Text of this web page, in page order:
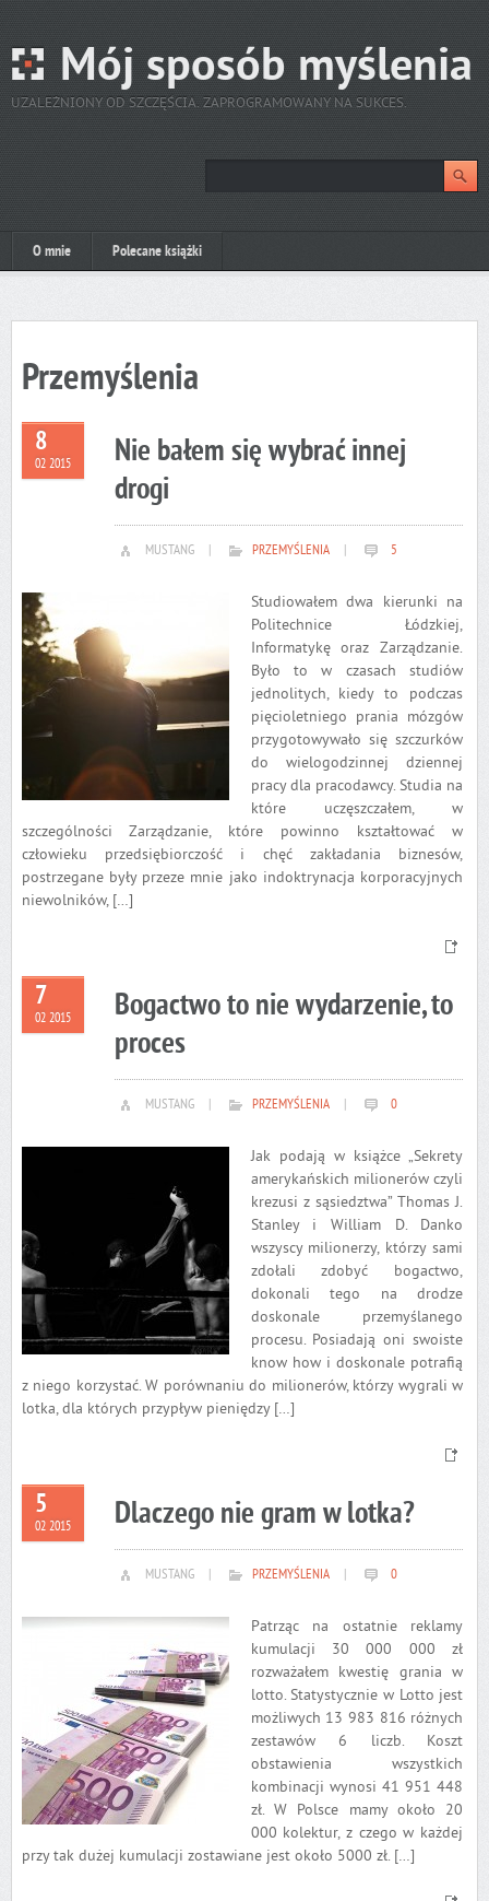
Mój sposób myślenia
UZALEŻNIONY OD SZCZĘŚCIA. ZAPROGRAMOWANY NA SUKCES.
O mnie Polecane książki
Przemyślenia
8
02 2015
Nie bałem się wybrać innej
drogi
MUSTANG PRZEMYŚLENIA 5
Studiowałem dwa kierunki na
Politechnice Łódzkiej,
Informatykę oraz Zarządzanie.
Było to w czasach studiów
jednolitych, kiedy to podczas
pięcioletniego prania mózgów
przygotowywało się szczurków
do wielogodzinnej dziennej
pracy dla pracodawcy. Studia na
które uczęszczałem, w
szczególności Zarządzanie, które powinno kształtować w
człowieku przedsiębiorczość i chęć zakładania biznesów,
postrzegane były przeze mnie jako indoktrynacja korporacyjnych
niewolników, […]
7
02 2015
Bogactwo to nie wydarzenie, to
proces
MUSTANG PRZEMYŚLENIA 0
Jak podają w książce „Sekrety
amerykańskich milionerów czyli
krezusi z sąsiedztwa” Thomas J.
Stanley i William D. Danko
wszyscy milionerzy, którzy sami
zdołali zdobyć bogactwo,
dokonali tego na drodze
doskonale przemyślanego
procesu. Posiadają oni swoiste
know how i doskonale potrafią
z niego korzystać. W porównaniu do milionerów, którzy wygrali w
lotka, dla których przypływ pieniędzy […]
5
02 2015 Dlaczego nie gram w lotka?
MUSTANG PRZEMYŚLENIA 0
Patrząc na ostatnie reklamy
kumulacji 30 000 000 zł
rozważałem kwestię grania w
lotto. Statystycznie w Lotto jest
możliwych 13 983 816 różnych
zestawów 6 liczb. Koszt
obstawienia wszystkich
kombinacji wynosi 41 951 448
zł. W Polsce mamy około 20
000 kolektur, z czego w każdej
przy tak dużej kumulacji zostawiane jest około 5000 zł. […]